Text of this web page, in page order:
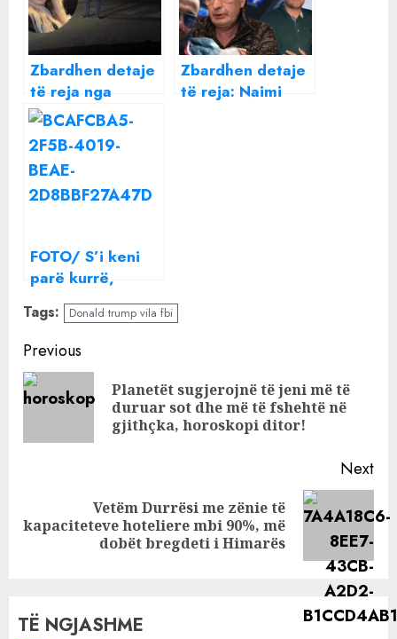
Zbardhen detaje
të reja nga
momenti i vrasjes
së Liridona
Ademajt
Zbardhen detaje
të reja: Naimi
FOTO/ S’i keni
parë kurrë,
momentet intime
mes Romeos e
Aleksia Peleshit
Tags: Donald trump vila fbi
Continue
Reading
Previous
Planetët sugjerojnë të jeni më të
duruar sot dhe më të fshehtë në
gjithçka, horoskopi ditor!
Next
Next
Vetëm Durrësi me zënie të
kapaciteteve hoteliere mbi 90%, më
dobët bregdeti i Himarës
TË NGJASHME